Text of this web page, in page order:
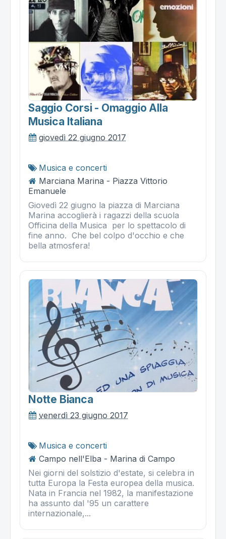
Saggio Corsi - Omaggio Alla
Musica Italiana
giovedì 22 giugno 2017
Musica e concerti
Marciana Marina - Piazza Vittorio
Emanuele
Giovedì 22 giugno la piazza di Marciana
Marina accoglierà i ragazzi della scuola
Officina della Musica per lo spettacolo di
fine anno. Che bel colpo d'occhio e che
bella atmosfera!
Notte Bianca
venerdì 23 giugno 2017
Musica e concerti
Campo nell'Elba - Marina di Campo
Nei giorni del solstizio d'estate, si celebra in
tutta Europa la Festa europea della musica.
Nata in Francia nel 1982, la manifestazione
ha assunto dal '95 un carattere
internazionale,...